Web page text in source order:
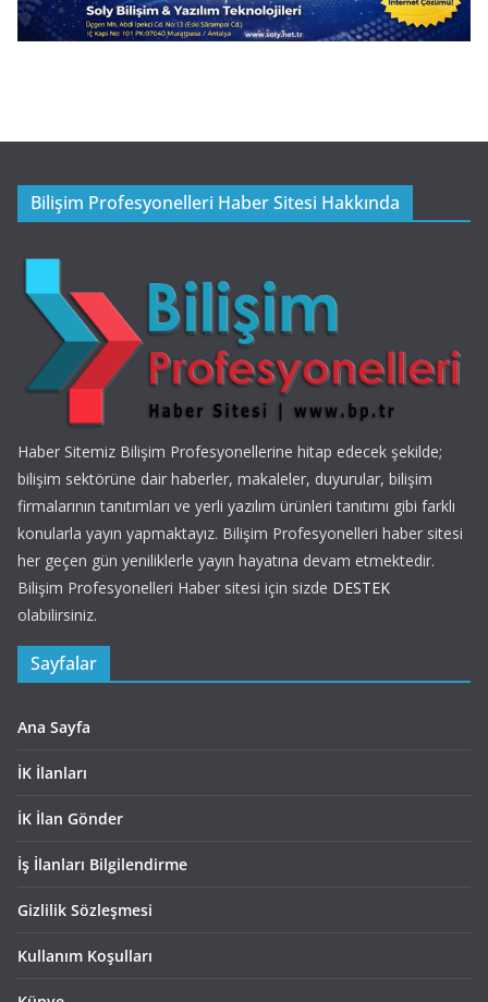
Bilişim Profesyonelleri Haber Sitesi Hakkında
Haber Sitemiz Bilişim Profesyonellerine hitap edecek şekilde;
bilişim sektörüne dair haberler, makaleler, duyurular, bilişim
firmalarının tanıtımları ve yerli yazılım ürünleri tanıtımı gibi farklı
konularla yayın yapmaktayız. Bilişim Profesyonelleri haber sitesi
her geçen gün yeniliklerle yayın hayatına devam etmektedir.
Bilişim Profesyonelleri Haber sitesi için sizde DESTEK
olabilirsiniz.
Sayfalar
Ana Sayfa
İK İlanları
İK İlan Gönder
İş İlanları Bilgilendirme
Gizlilik Sözleşmesi
Kullanım Koşulları